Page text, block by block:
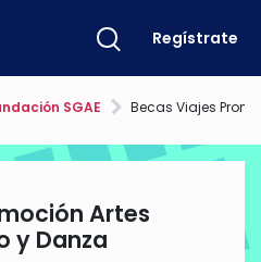
Regístrate
SGAE Becas Viajes Promoción Artes
Artes
y Danza